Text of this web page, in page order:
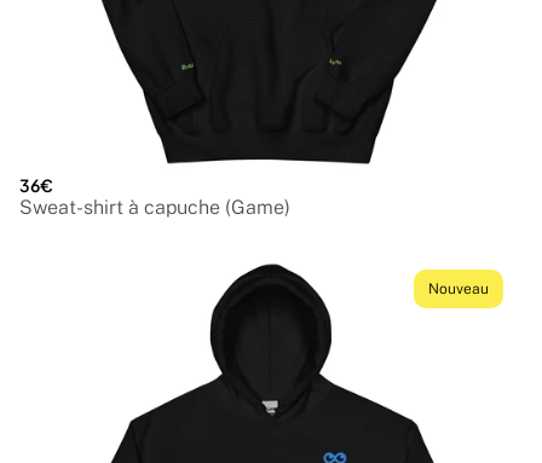
36€
Sweat-shirt à capuche (Game)
Nouveau